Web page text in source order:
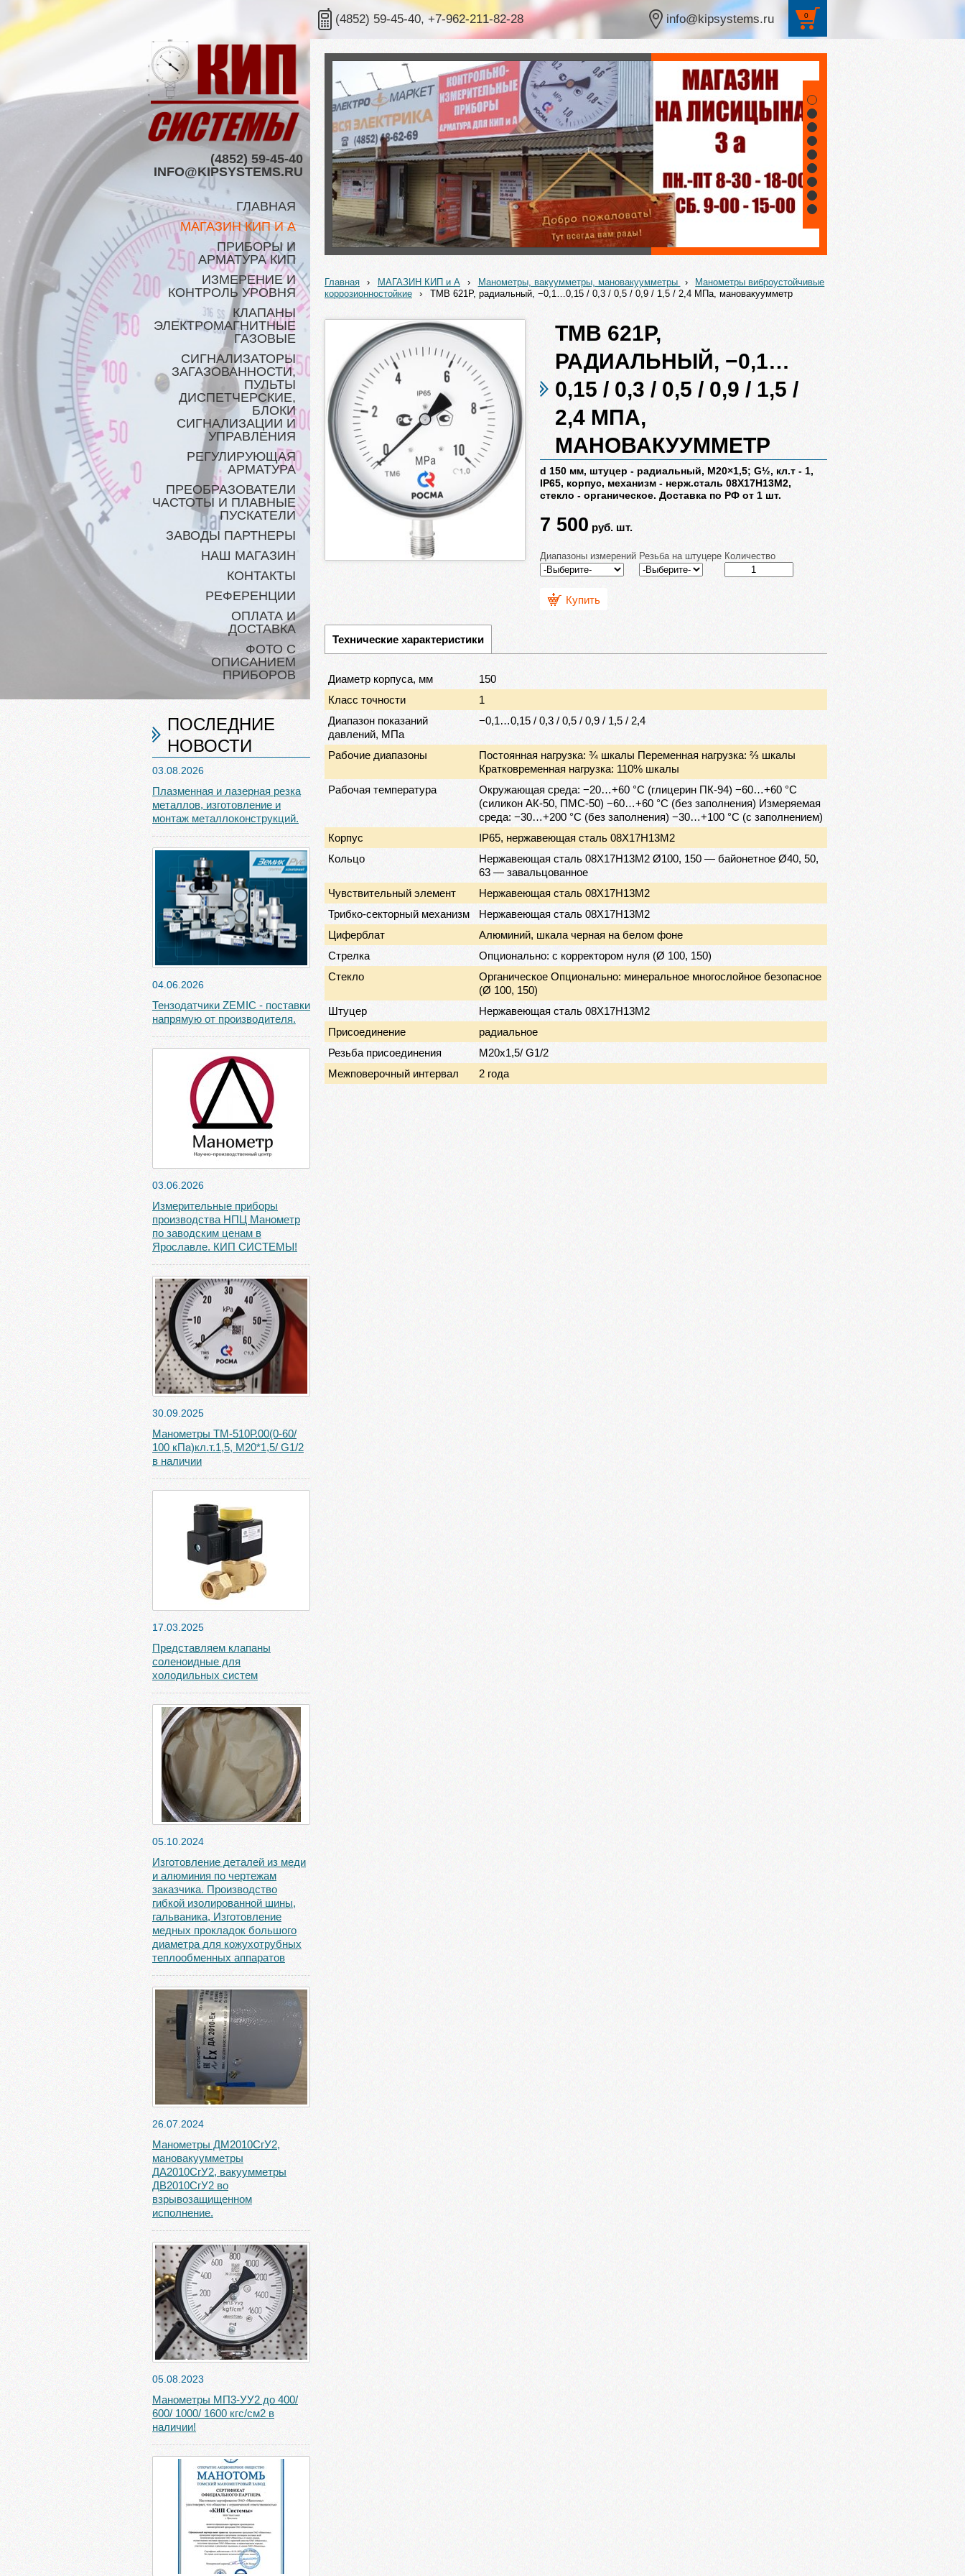
0
(4852) 59-45-40, +7-962-211-82-28 info@kipsystems.ru
(4852) 59-45-40
INFO@KIPSYSTEMS.RU
ГЛАВНАЯ
МАГАЗИН КИП И А
ПРИБОРЫ И
АРМАТУРА КИП
ИЗМЕРЕНИЕ И
КОНТРОЛЬ УРОВНЯ
КЛАПАНЫ
ЭЛЕКТРОМАГНИТНЫЕ
ГАЗОВЫЕ
СИГНАЛИЗАТОРЫ
ЗАГАЗОВАННОСТИ,
ПУЛЬТЫ
ДИСПЕТЧЕРСКИЕ,
БЛОКИ
СИГНАЛИЗАЦИИ И
УПРАВЛЕНИЯ
РЕГУЛИРУЮЩАЯ
АРМАТУРА
ПРЕОБРАЗОВАТЕЛИ
ЧАСТОТЫ И ПЛАВНЫЕ
ПУСКАТЕЛИ
ЗАВОДЫ ПАРТНЕРЫ
НАШ МАГАЗИН
КОНТАКТЫ
РЕФЕРЕНЦИИ
ОПЛАТА И
ДОСТАВКА
ФОТО С
ОПИСАНИЕМ
ПРИБОРОВ
ПОСЛЕДНИЕ
НОВОСТИ
03.08.2026
Плазменная и лазерная резка
металлов, изготовление и
монтаж металлоконструкций.
04.06.2026
Тензодатчики ZEMIC - поставки
напрямую от производителя.
03.06.2026
Измерительные приборы
производства НПЦ Манометр
по заводским ценам в
Ярославле. КИП СИСТЕМЫ!
30.09.2025
Манометры ТМ-510Р.00(0-60/
100 кПа)кл.т.1,5, М20*1,5/ G1/2
в наличии
17.03.2025
Представляем клапаны
соленоидные для
холодильных систем
05.10.2024
Изготовление деталей из меди
и алюминия по чертежам
заказчика. Производство
гибкой изолированной шины,
гальваника, Изготовление
медных прокладок большого
диаметра для кожухотрубных
теплообменных аппаратов
26.07.2024
Манометры ДМ2010СгУ2,
мановакуумметры
ДА2010СгУ2, вакуумметры
ДВ2010СгУ2 во
взрывозащищенном
исполнение.
05.08.2023
Манометры МП3-УУ2 до 400/
600/ 1000/ 1600 кгс/см2 в
наличии!
1
2
3
4
5
6
7
8
9
Главная › МАГАЗИН КИП и А › Манометры, вакуумметры, мановакуумметры ›
Манометры виброустойчивые
коррозионностойкие
› ТМВ 621Р, радиальный, −0,1…0,15 / 0,3 / 0,5 / 0,9 / 1,5 / 2,4 МПа, мановакуумметр
ТМВ 621Р,
РАДИАЛЬНЫЙ, −0,1…
0,15 / 0,3 / 0,5 / 0,9 / 1,5 /
2,4 МПА,
МАНОВАКУУММЕТР
d 150 мм, штуцер - радиальный, М20×1,5; G½, кл.т - 1,
IP65, корпус, механизм - нерж.сталь 08Х17Н13М2,
стекло - органическое. Доставка по РФ от 1 шт.
7 500 руб. шт.
Диапазоны измерений Резьба на штуцере Количество
Купить
Технические характеристики
Диаметр корпуса, мм
150
Класс точности
1
Диапазон показаний
давлений, МПа
−0,1…0,15 / 0,3 / 0,5 / 0,9 / 1,5 / 2,4
Рабочие диапазоны
Постоянная нагрузка: ¾ шкалы Переменная нагрузка: ⅔ шкалы
Кратковременная нагрузка: 110% шкалы
Рабочая температура
Окружающая среда: −20…+60 °C (глицерин ПК-94) −60…+60 °C
(силикон АК-50, ПМС-50) −60…+60 °C (без заполнения) Измеряемая
среда: −30…+200 °C (без заполнения) −30…+100 °C (с заполнением)
Корпус
IP65, нержавеющая сталь 08Х17Н13М2
Кольцо
Нержавеющая сталь 08Х17Н13М2 Ø100, 150 — байонетное Ø40, 50,
63 — завальцованное
Чувствительный элемент
Нержавеющая сталь 08Х17Н13М2
Трибко-секторный механизм
Нержавеющая сталь 08Х17Н13М2
Циферблат
Алюминий, шкала черная на белом фоне
Стрелка
Опционально: с корректором нуля (Ø 100, 150)
Стекло
Органическое Опционально: минеральное многослойное безопасное
(Ø 100, 150)
Штуцер
Нержавеющая сталь 08Х17Н13М2
Присоединение
радиальное
Резьба присоединения
М20х1,5/ G1/2
Межповерочный интервал
2 года